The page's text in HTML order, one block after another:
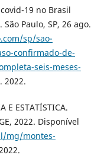
19 no Brasil
Paulo, SP, 26 ago.
sp/sao-
confirmado-de-
seis-meses-
2022.
E ESTATÍSTICA.
2022. Disponível
mg/montes-